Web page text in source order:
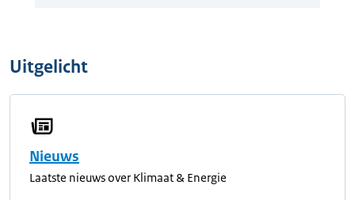
Uitgelicht
Nieuws
Laatste nieuws over Klimaat & Energie